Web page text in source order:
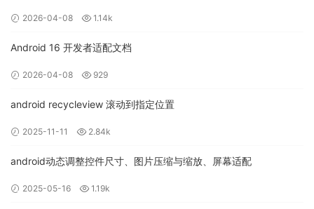
有的存储模式。请在应用的manifest中设置
android 11可以保留存储继承模式。
2 应用私有目录访问
对于运行在Android 11的应用，无论targetSdkVersion是什么
(Android/data)。SAF(Storage Access Framework)同样也禁
止访问应用私有目录。
2026-04-08 1.14k
Android 16 开发者适配文档
2026-04-08 929
android recycleview 滚动到指定位置
2025-11-11 2.84k
android动态调整控件尺寸、图片压缩与缩放、屏幕适配
2025-05-16 1.19k